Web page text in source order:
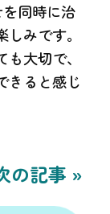
同時に治
みです。
大切で、
きると感じ
の記事 »